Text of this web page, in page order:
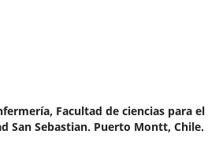
Facultad de ciencias para el
San Sebastian. Puerto Montt, Chile.